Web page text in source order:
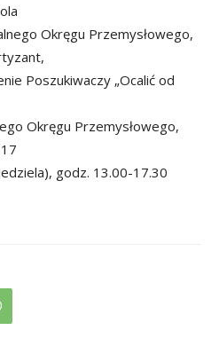
Okręgu Przemysłowego,
Poszukiwaczy „Ocalić od
Okręgu Przemysłowego,
godz. 13.00-17.30